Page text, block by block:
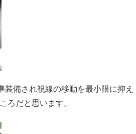
備され視線の移動を最小限に抑え
ろだと思います。